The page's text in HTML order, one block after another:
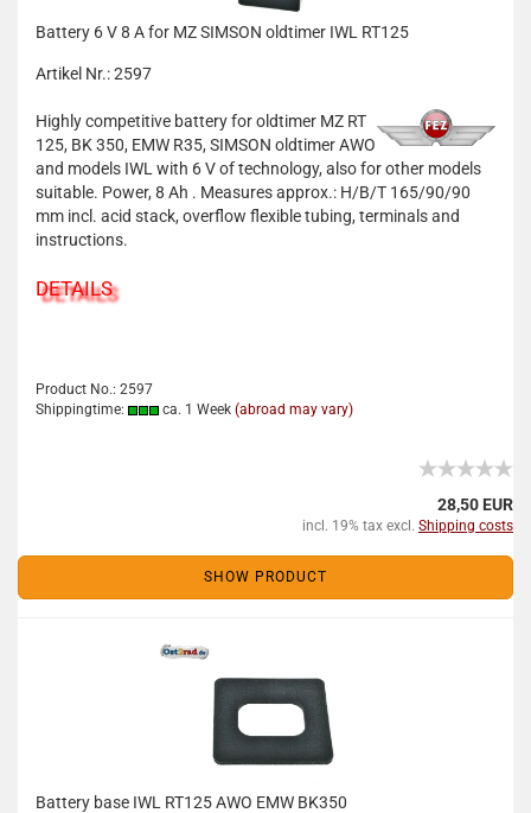
Battery 6 V 8 A for MZ SIMSON oldtimer IWL RT125
Artikel Nr.: 2597
Highly competitive battery for oldtimer MZ RT
125, BK 350, EMW R35, SIMSON oldtimer AWO
and models IWL with 6 V of technology, also for other models
suitable. Power, 8 Ah . Measures approx.: H/B/T 165/90/90
mm incl. acid stack, overflow flexible tubing, terminals and
instructions.
DETAILS
Product No.: 2597
Shippingtime:
ca. 1 Week (abroad may vary)
28,50 EUR
incl. 19% tax excl. Shipping costs
SHOW PRODUCT
Battery base IWL RT125 AWO EMW BK350